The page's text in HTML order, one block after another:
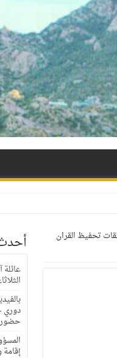
تحفيظ القران